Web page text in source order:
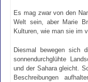
Es mag zwar von den
Welt sein, aber Marie
Kulturen, wie man sie im
Diesmal bewegen sich
sonnendurchglühte
und der Sahara gleicht.
Beschreibungen